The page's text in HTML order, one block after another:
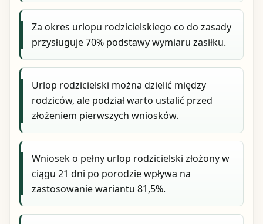
Za okres urlopu rodzicielskiego co do zasady
przysługuje 70% podstawy wymiaru zasiłku.
Urlop rodzicielski można dzielić między
rodziców, ale podział warto ustalić przed
złożeniem pierwszych wniosków.
Wniosek o pełny urlop rodzicielski złożony w
ciągu 21 dni po porodzie wpływa na
zastosowanie wariantu 81,5%.